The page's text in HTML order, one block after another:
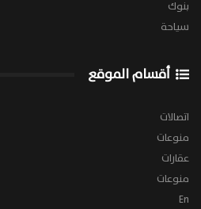
بنوك
سياحة
أقسام الموقع
اتصالات
منوعات
عقارات
منوعات
En